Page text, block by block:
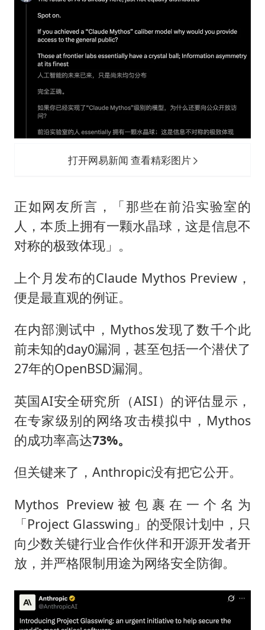
打开网易新闻 查看精彩图片
正如网友所言，「那些在前沿实验室的
人，本质上拥有一颗水晶球，这是信息不
对称的极致体现」。
上个月发布的Claude Mythos Preview，
便是最直观的例证。
在内部测试中，Mythos发现了数千个此
前未知的day0漏洞，甚至包括一个潜伏了
27年的OpenBSD漏洞。
英国AI安全研究所（AISI）的评估显示，
在专家级别的网络攻击模拟中，Mythos
的成功率高达73%。
但关键来了，Anthropic没有把它公开。
Mythos Preview被包裹在一个名为
「Project Glasswing」的受限计划中，只
向少数关键行业合作伙伴和开源开发者开
放，并严格限制用途为网络安全防御。